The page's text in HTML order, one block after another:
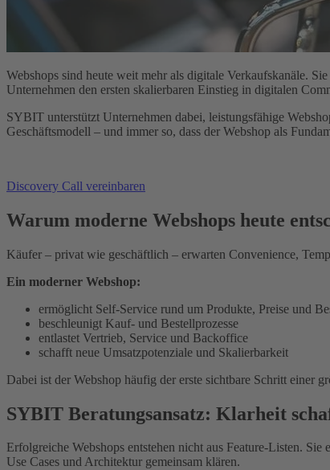
Webshops sind heute weit mehr als digitale Verkaufskanäle.
Unternehmen den ersten skalierbaren Einstieg in digitalen
SYBIT unterstützt Unternehmen dabei, leistungsfähige
Geschäftsmodell – und immer so, dass der Webshop als
Discovery Call vereinbaren
Warum moderne Webshops heute
Käufer – privat wie geschäftlich – erwarten Convenience,
Ein moderner Webshop:
ermöglicht Self‑Service rund um Produkte, Preise und
beschleunigt Kauf‑ und Bestellprozesse
entlastet Vertrieb, Service und Backoffice
schafft neue Umsatzpotenziale und Skalierbarkeit
Dabei ist der Webshop häufig der erste sichtbare Schritt einer
SYBIT Beratungsansatz: Klarheit
Erfolgreiche Webshops entstehen nicht aus Feature‑Listen.
Use Cases und Architektur gemeinsam klären.